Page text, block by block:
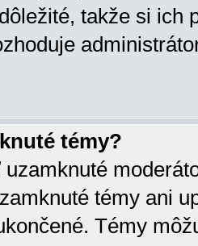
takže si ich
témy?
témy ani
Témy